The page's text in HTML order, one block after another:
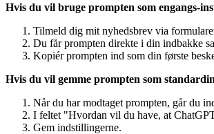
Hvis du vil bruge prompten som engangs-
Tilmeld dig mit nyhedsbrev via
Du får prompten direkte i din indbakke
Kopiér prompten ind som din første
Hvis du vil gemme prompten som
Når du har modtaget prompten, går du
I feltet "Hvordan vil du have, at
Gem indstillingerne.